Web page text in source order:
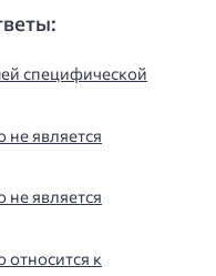
специфической
не является
не является
относится к